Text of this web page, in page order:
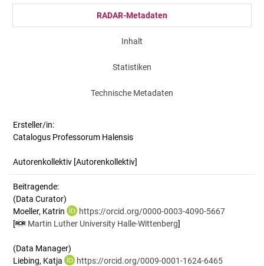
RADAR-Metadaten
Inhalt
Statistiken
Technische Metadaten
Ersteller/in:
Catalogus Professorum Halensis
Autorenkollektiv [Autorenkollektiv]
Beitragende:
(Data Curator)
Moeller, Katrin
https://orcid.org/0000-0003-4090-5667
[
Martin Luther University Halle-Wittenberg]
(Data Manager)
Liebing, Katja
https://orcid.org/0009-0001-1624-6465